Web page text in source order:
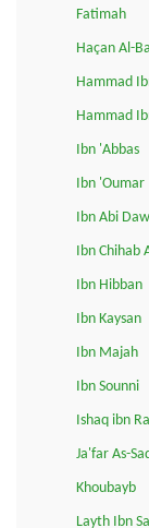
Fatimah
Haçan Al-
Hammad
Hammad
Ibn 'Abbas
Ibn 'Oumar
Ibn Abi
Ibn Chihab
Ibn Hibban
Ibn Kaysan
Ibn Majah
Ibn Sounni
Ishaq ibn
Ja'far As-
Khoubayb
Layth Ibn